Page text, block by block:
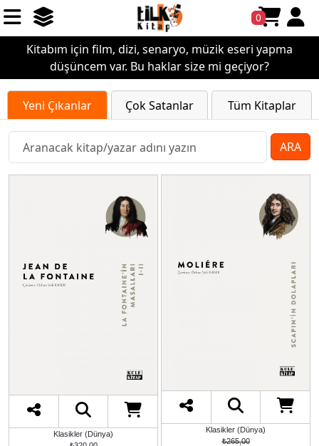
0
Kitabım için film, dizi, senaryo, müzik eseri yapma
düşüncem var. Bu haklar size mi geçiyor?
Yeni Çıkanlar Çok Satanlar Tüm Kitaplar
ARA
Klasikler (Dünya)
Klasikler (Dünya)
₺265,00